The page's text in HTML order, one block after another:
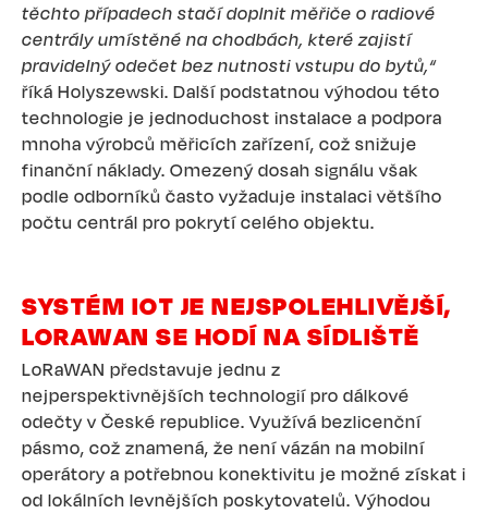
těchto případech stačí doplnit měřiče o radiové
centrály umístěné na chodbách, které zajistí
pravidelný odečet bez nutnosti vstupu do bytů,“
říká Holyszewski. Další podstatnou výhodou této
technologie je jednoduchost instalace a podpora
mnoha výrobců měřicích zařízení, což snižuje
finanční náklady. Omezený dosah signálu však
podle odborníků často vyžaduje instalaci většího
počtu centrál pro pokrytí celého objektu.
SYSTÉM IOT JE NEJSPOLEHLIVĚJŠÍ,
LORAWAN SE HODÍ NA SÍDLIŠTĚ
LoRaWAN představuje jednu z
nejperspektivnějších technologií pro dálkové
odečty v České republice. Využívá bezlicenční
pásmo, což znamená, že není vázán na mobilní
operátory a potřebnou konektivitu je možné získat i
od lokálních levnějších poskytovatelů. Výhodou